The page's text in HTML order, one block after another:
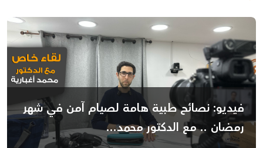
فيديو: نصائح طبية هامة لصيام آمن في شهر
رمضان .. مع الدكتور محمد...